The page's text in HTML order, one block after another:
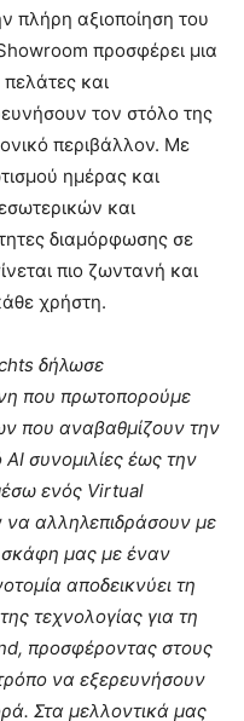
πλήρη αξιοποίηση του
προσφέρει μια
και
τον στόλο της
περιβάλλον. Με
ημέρας και
και
διαμόρφωσης σε
πιο ζωντανή και
χρήστη.
δήλωσε
που πρωτοπορούμε
που αναβαθμίζουν την
συνομιλίες έως την
ενός Virtual
να αλληλεπιδράσουν με
μας με έναν
αποδεικνύει τη
τεχνολογίας για τη
, προσφέροντας στους
να εξερευνήσουν
Στα μελλοντικά μας